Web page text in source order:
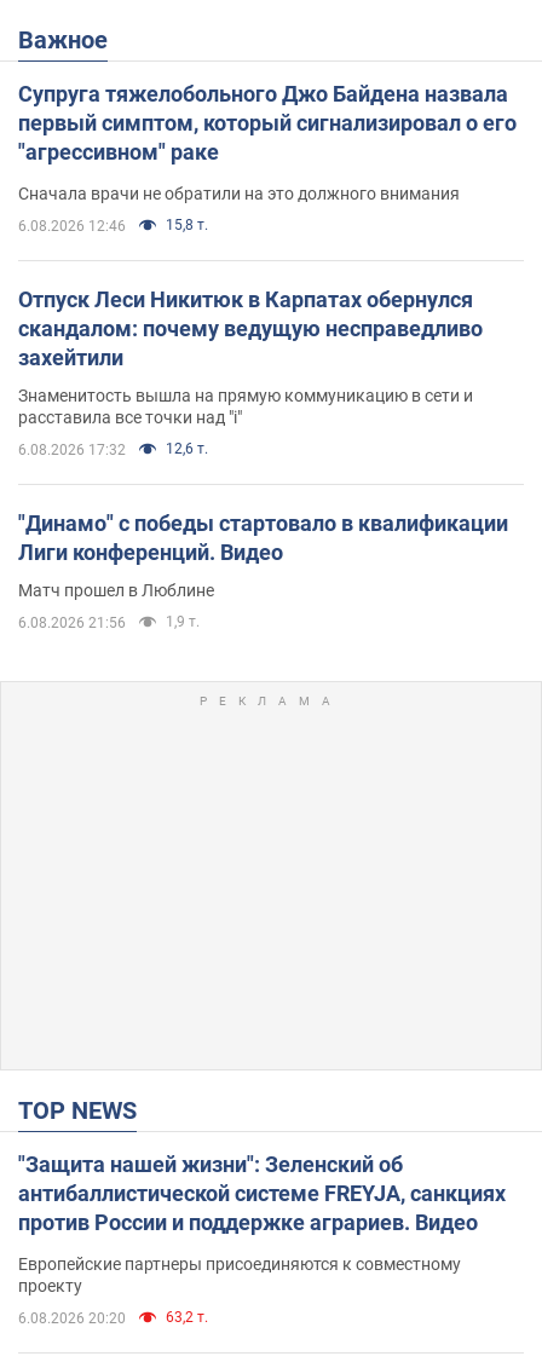
Важное
Супруга тяжелобольного Джо Байдена назвала
первый симптом, который сигнализировал о его
"агрессивном" раке
Сначала врачи не обратили на это должного внимания
6.08.2026 12:46 15,8 т.
Отпуск Леси Никитюк в Карпатах обернулся
скандалом: почему ведущую несправедливо
захейтили
Знаменитость вышла на прямую коммуникацию в сети и
расставила все точки над "i"
6.08.2026 17:32 12,6 т.
"Динамо" с победы стартовало в квалификации
Лиги конференций. Видео
Матч прошел в Люблине
6.08.2026 21:56 1,9 т.
TOP NEWS
"Защита нашей жизни": Зеленский об
антибаллистической системе FREYJA, санкциях
против России и поддержке аграриев. Видео
Европейские партнеры присоединяются к совместному
проекту
6.08.2026 20:20 63,2 т.